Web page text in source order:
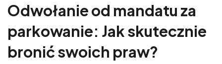
Odwołanie od mandatu za
parkowanie: Jak skutecznie
bronić swoich praw?